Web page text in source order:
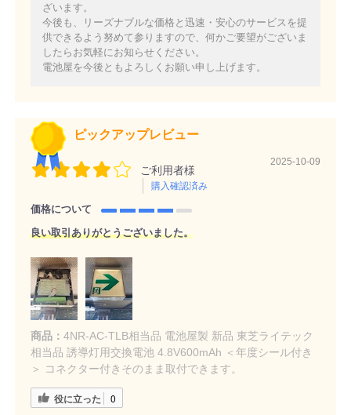
ざいます。
今後も、リーズナブルな価格と迅速・安心のサービスを提
供できるよう努めて参りますので、何かご要望がございま
したらお気軽にお知らせください。
電池屋を今後ともよろしくお願い申し上げます。
ピックアップレビュー
ご利用者様
購入確認済み
2025-10-09
価格について
良い取引ありがとうございました。
商品： 4NR-AC-TLB相当品 電池屋製 新品 東芝ライテック
相当品 誘導灯用交換電池 4.8V600mAh ＜年度シール付き
＞ コネクター付きそのまま取付できます。
役に立った 0